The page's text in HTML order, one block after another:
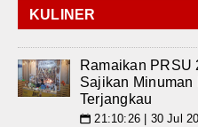
KULINER
Ramaikan PRSU
Sajikan Minuman
Terjangkau
📅 21:10:26 | 30 Jul